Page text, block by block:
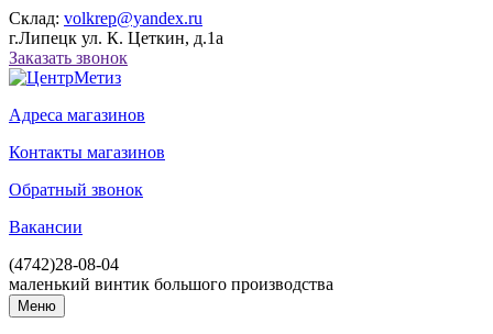
Склад: volkrep@yandex.ru
г.Липецк ул. К. Цеткин, д.1а
Заказать звонок
Адреса магазинов
Контакты магазинов
Обратный звонок
Вакансии
(4742)28-08-04
маленький винтик большого производства
Меню